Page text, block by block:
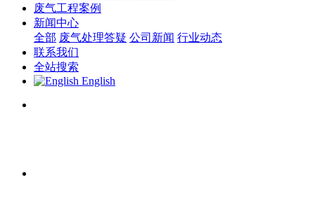
废气工程案例
新闻中心
全部 废气处理答疑 公司新闻 行业动态
联系我们
全站搜索
English